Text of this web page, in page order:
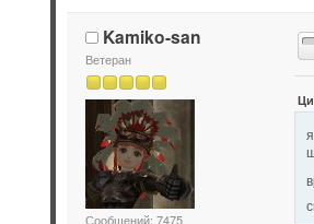
Kamiko-san
Ветеран
Сообщений: 7475